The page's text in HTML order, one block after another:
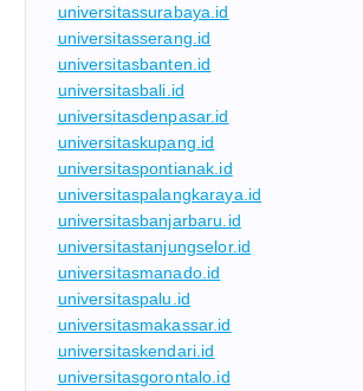
universitassurabaya.id
universitasserang.id
universitasbanten.id
universitasbali.id
universitasdenpasar.id
universitaskupang.id
universitaspontianak.id
universitaspalangkaraya.id
universitasbanjarbaru.id
universitastanjungselor.id
universitasmanado.id
universitaspalu.id
universitasmakassar.id
universitaskendari.id
universitasgorontalo.id